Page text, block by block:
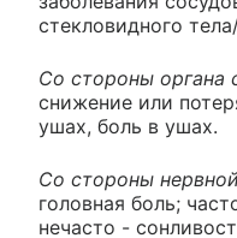
стекловидного
Со стороны органа
снижение или
ушах, боль в ушах.
Со стороны
головная боль;
нечасто -